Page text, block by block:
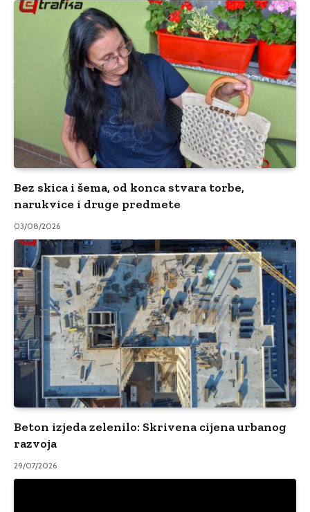
Bez skica i šema, od konca stvara torbe,
narukvice i druge predmete
03/08/2026
Beton izjeda zelenilo: Skrivena cijena urbanog
razvoja
29/07/2026